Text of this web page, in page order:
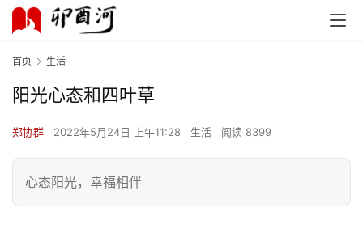
首页 生活
阳光心态和四叶草
郑协群 2022年5月24日 上午11:28 生活 阅读 8399
心态阳光，幸福相伴